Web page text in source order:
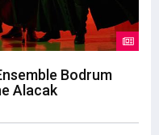
Bodrum
Alacak